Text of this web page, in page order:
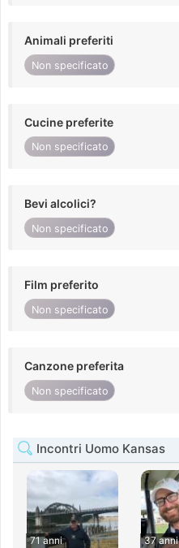
Animali preferiti
Non specificato
Cucine preferite
Non specificato
Bevi alcolici?
Non specificato
Film preferito
Non specificato
Canzone preferita
Non specificato
Incontri Uomo Kansas
71 anni
37 anni